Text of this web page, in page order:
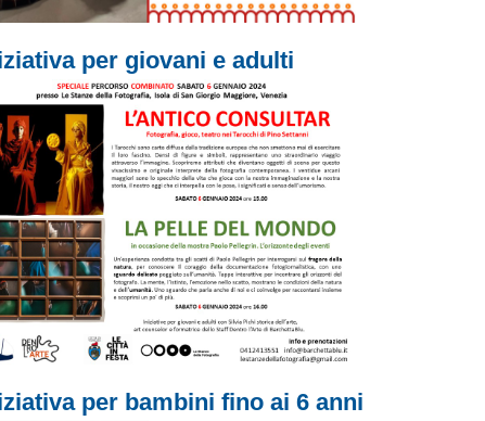
per giovani e adulti
per bambini fino ai 6 anni